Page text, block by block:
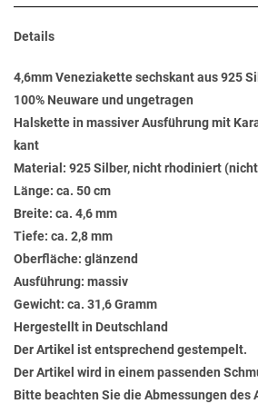
Details
4,6mm Veneziakette sechskant aus 925
100% Neuware und ungetragen
Halskette in massiver Ausführung mit
kant
Material: 925 Silber, nicht rhodiniert
Länge: ca. 50 cm
Breite: ca. 4,6 mm
Tiefe: ca. 2,8 mm
Oberfläche: glänzend
Ausführung: massiv
Gewicht: ca. 31,6 Gramm
Hergestellt in Deutschland
Der Artikel ist entsprechend gestempelt.
Der Artikel wird in einem passenden
Bitte beachten Sie die Abmessungen des